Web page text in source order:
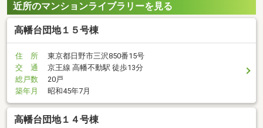
近所のマンションライブラリーを見る
高幡台団地１５号棟
住 所
東京都日野市三沢850番15号
交 通
京王線 高幡不動駅 徒歩13分
総戸数
20戸
築年月
昭和45年7月
高幡台団地１４号棟